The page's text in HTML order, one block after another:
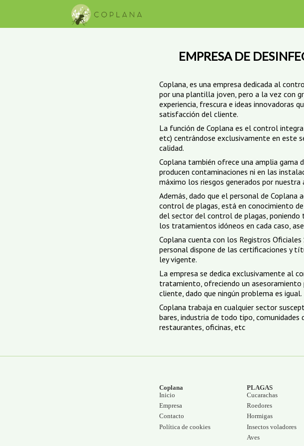
TRATAMIENTOS DE MADERA
EMPRESA DE
Coplana, es una empresa dedicada al
por una plantilla joven, pero a la vez con
experiencia, frescura e ideas innovadoras
satisfacción del cliente.
La función de Coplana es el control
etc) centrándose exclusivamente en este
calidad.
Coplana también ofrece una amplia gama
producen contaminaciones ni en las
máximo los riesgos generados por nuestra
Además, dado que el personal de Coplana
control de plagas, está en conocimiento
del sector del control de plagas,
los tratamientos idóneos en cada caso,
Coplana cuenta con los Registros
personal dispone de las certificaciones y
ley vigente.
La empresa se dedica exclusivamente al
tratamiento, ofreciendo un
cliente, dado que ningún problema es igual.
Coplana trabaja en cualquier sector
bares, industria de todo tipo, comunidades
restaurantes, oficinas, etc
Coplana
Inicio
Empresa
Contacto
Política de cookies
PLAGAS
Cucarachas
Roedores
Hormigas
Insectos voladores
Aves